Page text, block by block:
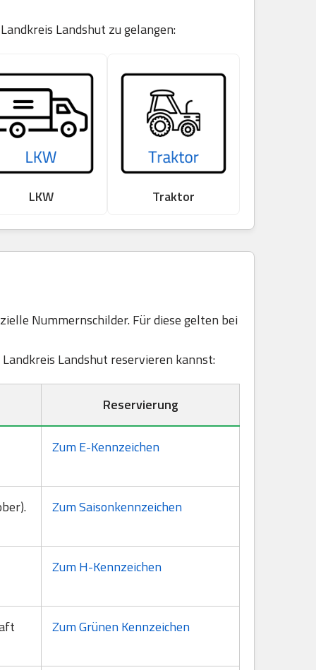
Landshut zu gelangen:
LKW Traktor
Nummernschilder. Für diese gelten bei
Landshut reservieren kannst:
Reservierung
Zum E-Kennzeichen
Zum Saisonkennzeichen
Zum H-Kennzeichen
Zum Grünen Kennzeichen